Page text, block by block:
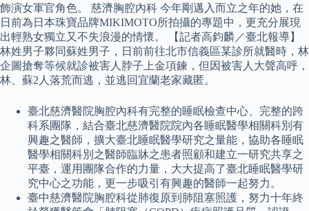
飾演女軍官角色。 慈濟胸腔內科 今年剛邁入而立之年的她，在
日前為日本珠寶品牌MIKIMOTO所拍攝的專題中，更充分展現
出輕熟女獨立又不失浪漫的情懷。 【記者高鈞麟／臺北報導】
林姓男子夥同蘇姓男子，日前前往北市信義區某診所就醫時，林
企圖搶奪等候就診被害人脖子上金項鍊，但因被害人大聲高呼，
林、蘇2人落荒而逃，並逃回宜蘭老家藏匿。
臺北慈濟醫院胸腔內科有完整的睡眠檢查中心、完整的跨
科系團隊，結合臺北慈濟醫院院內各睡眠醫學相關科別有
興趣之醫師，擴大臺北睡眠醫學研究之量能，協助各睡眠
醫學相關科別之醫師臨牀之患者照顧和建立一研究共享之
平臺，運用團隊合作的力量，大大提高了臺北睡眠醫學研
究中心之功能，更一步吸引有興趣的醫師一起努力。
臺中慈濟醫院胸腔科從肺復原到肺阻塞照護，努力十年終